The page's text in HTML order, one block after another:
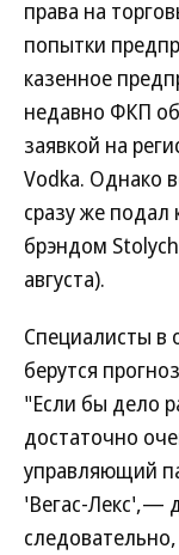
права на
попытки
казенное
недавно ФКП
заявкой на
Vodka. Однако
сразу же
брэндом
августа).
Специалисты в
берутся
"Если бы дело
достаточно
управляющий
'Вегас-Лекс',—